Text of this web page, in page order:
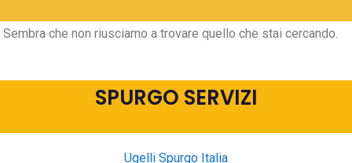
Sembra che non riusciamo a trovare quello che stai cercando.
SPURGO SERVIZI
Ugelli Spurgo Italia